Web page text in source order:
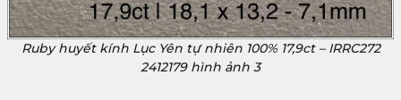
Ruby huyết kính Lục Yên tự nhiên 100% 17,9ct – IRRC272
2412179 hình ảnh 3